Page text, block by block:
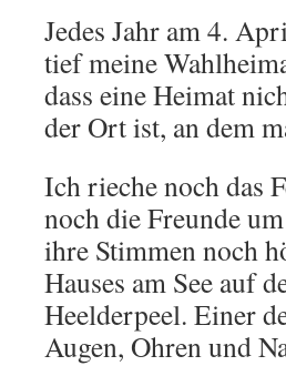
Jedes Jahr am 4.
tief meine
dass eine Heimat
der Ort ist, an dem
Ich rieche noch das
noch die Freunde
ihre Stimmen noch
Hauses am See auf
Heelderpeel. Einer
Augen, Ohren und